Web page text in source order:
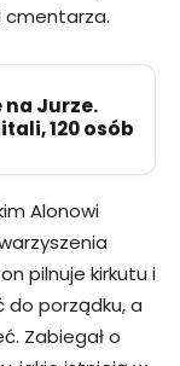
cmentarza.
Jurze.
120 osób
Alonowi
pilnuje kirkutu i
do porządku, a
Zabiegał o